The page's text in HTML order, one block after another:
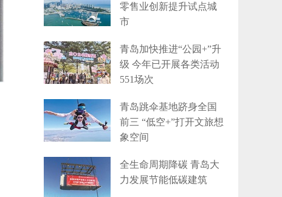
零售业创新提升试点城
市
青岛加快推进“公园+”升
级 今年已开展各类活动
551场次
青岛跳伞基地跻身全国
前三 “低空+”打开文旅想
象空间
全生命周期降碳 青岛大
力发展节能低碳建筑